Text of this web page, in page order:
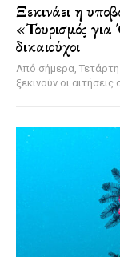
Ξεκινάει η
«Τουρισμός
δικαιούχοι
Από σήμερα,
ξεκινούν οι